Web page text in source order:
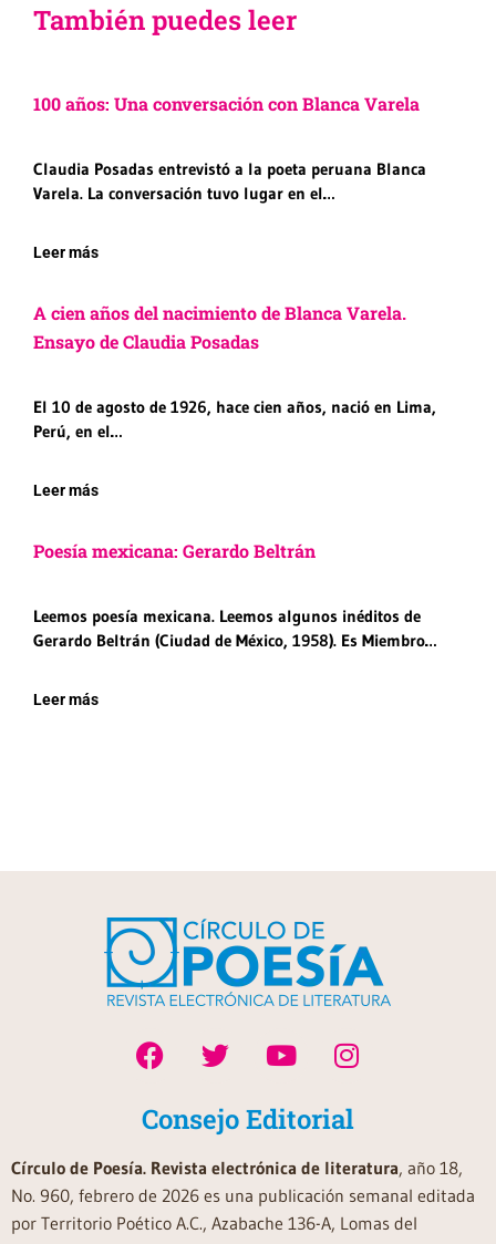
También puedes leer
100 años: Una conversación con Blanca Varela
Claudia Posadas entrevistó a la poeta peruana Blanca
Varela. La conversación tuvo lugar en el…
Leer más
A cien años del nacimiento de Blanca Varela.
Ensayo de Claudia Posadas
El 10 de agosto de 1926, hace cien años, nació en Lima,
Perú, en el…
Leer más
Poesía mexicana: Gerardo Beltrán
Leemos poesía mexicana. Leemos algunos inéditos de
Gerardo Beltrán (Ciudad de México, 1958). Es Miembro…
Leer más
Consejo Editorial
Círculo de Poesía. Revista electrónica de literatura, año 18,
No. 960, febrero de 2026 es una publicación semanal editada
por Territorio Poético A.C., Azabache 136-A, Lomas del